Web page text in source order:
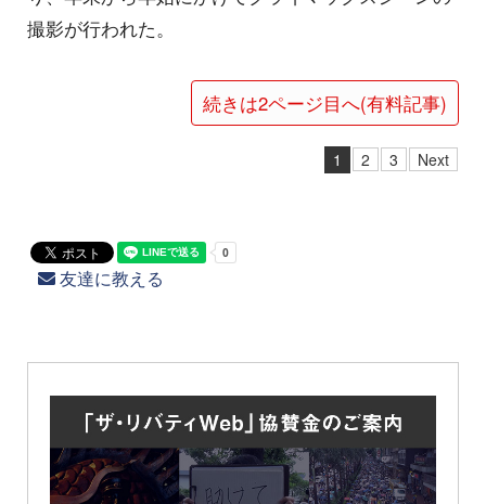
撮影が行われた。
続きは2ページ目へ(有料記事)
1 2 3 Next
友達に教える